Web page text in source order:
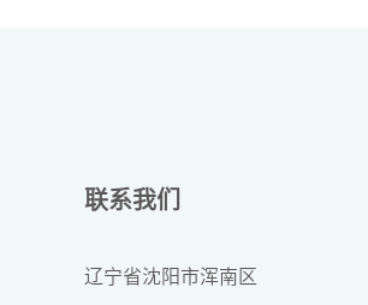
联系我们
辽宁省沈阳市浑南区